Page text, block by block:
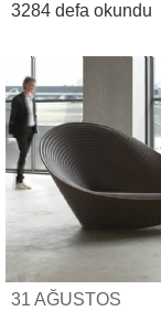
3284 defa okundu
31 AĞUSTOS